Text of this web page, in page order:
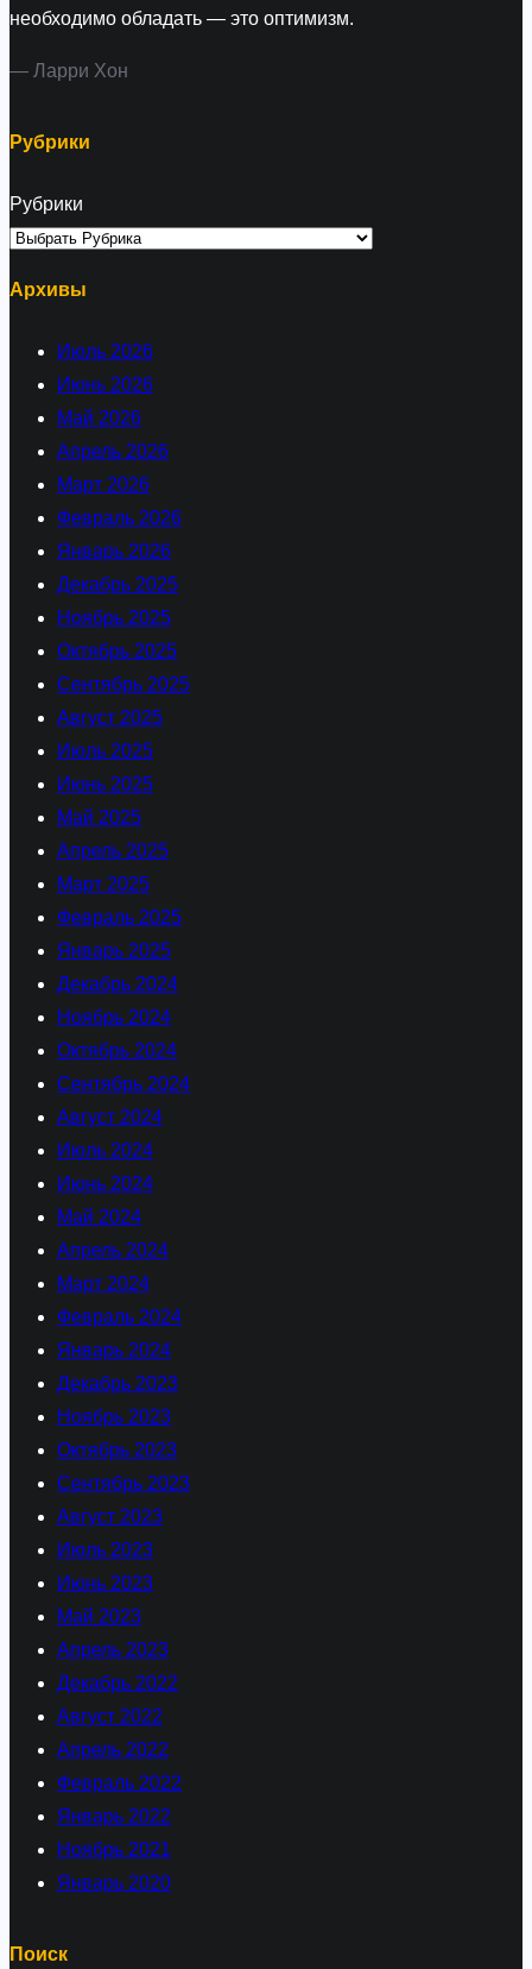
необходимо обладать — это оптимизм.
— Ларри Хон
Рубрики
Рубрики
Архивы
Июль 2026
Июнь 2026
Май 2026
Апрель 2026
Март 2026
Февраль 2026
Январь 2026
Декабрь 2025
Ноябрь 2025
Октябрь 2025
Сентябрь 2025
Август 2025
Июль 2025
Июнь 2025
Май 2025
Апрель 2025
Март 2025
Февраль 2025
Январь 2025
Декабрь 2024
Ноябрь 2024
Октябрь 2024
Сентябрь 2024
Август 2024
Июль 2024
Июнь 2024
Май 2024
Апрель 2024
Март 2024
Февраль 2024
Январь 2024
Декабрь 2023
Ноябрь 2023
Октябрь 2023
Сентябрь 2023
Август 2023
Июль 2023
Июнь 2023
Май 2023
Апрель 2023
Декабрь 2022
Август 2022
Апрель 2022
Февраль 2022
Январь 2022
Ноябрь 2021
Январь 2020
Поиск